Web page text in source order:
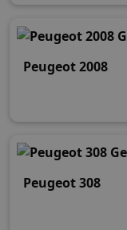
Peugeot 2008
Peugeot 308